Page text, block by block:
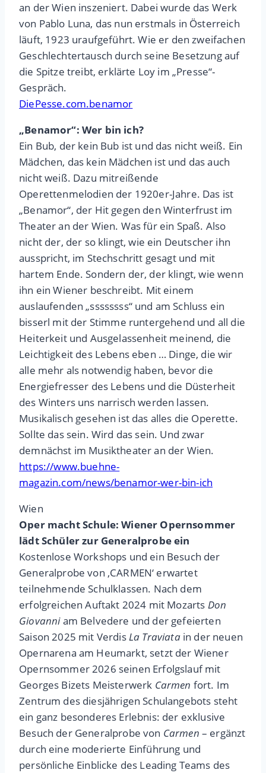
an der Wien inszeniert. Dabei wurde das Werk
von Pablo Luna, das nun erstmals in Österreich
läuft, 1923 uraufgeführt. Wie er den zweifachen
Geschlechtertausch durch seine Besetzung auf
die Spitze treibt, erklärte Loy im „Presse“-
Gespräch.
DiePesse.com.benamor
„Benamor“: Wer bin ich?
Ein Bub, der kein Bub ist und das nicht weiß. Ein
Mädchen, das kein Mädchen ist und das auch
nicht weiß. Dazu mitreißende
Operettenmelodien der 1920er-Jahre. Das ist
„Benamor“, der Hit gegen den Winterfrust im
Theater an der Wien. Was für ein Spaß. Also
nicht der, der so klingt, wie ein Deutscher ihn
ausspricht, im Stechschritt gesagt und mit
hartem Ende. Sondern der, der klingt, wie wenn
ihn ein Wiener beschreibt. Mit einem
auslaufenden „ssssssss“und am Schluss ein
bisserl mit der Stimme runtergehend und all die
Heiterkeit und Ausgelassenheit meinend, die
Leichtigkeit des Lebens eben … Dinge, die wir
alle mehr als notwendig haben, bevor die
Energiefresser des Lebens und die Düsterheit
des Winters uns narrisch werden lassen.
Musikalisch gesehen ist das alles die Operette.
Sollte das sein. Wird das sein. Und zwar
demnächst im Musiktheateran der Wien.
https://www.buehne-
magazin.com/news/benamor-wer-bin-ich
Wien
Oper macht Schule: Wiener Opernsommer
lädt Schüler zur Generalprobe ein
Kostenlose Workshops und ein Besuch der
Generalprobe von ‚CARMEN‘ erwartet
teilnehmende Schulklassen. Nach dem
erfolgreichen Auftakt 2024 mit Mozarts Don
Giovanniam Belvedere und der gefeierten
Saison 2025 mit VerdisLa Traviatain der neuen
Opernarena am Heumarkt, setzt der Wiener
Opernsommer 2026 seinen Erfolgslauf mit
Georges Bizets Meisterwerk Carmen fort. Im
Zentrum des diesjährigen Schulangebots steht
ein ganz besonderes Erlebnis: der exklusive
Besuch der Generalprobe von Carmen – ergänzt
durch eine moderierte Einführung und
persönliche Einblicke des Leading Teams des